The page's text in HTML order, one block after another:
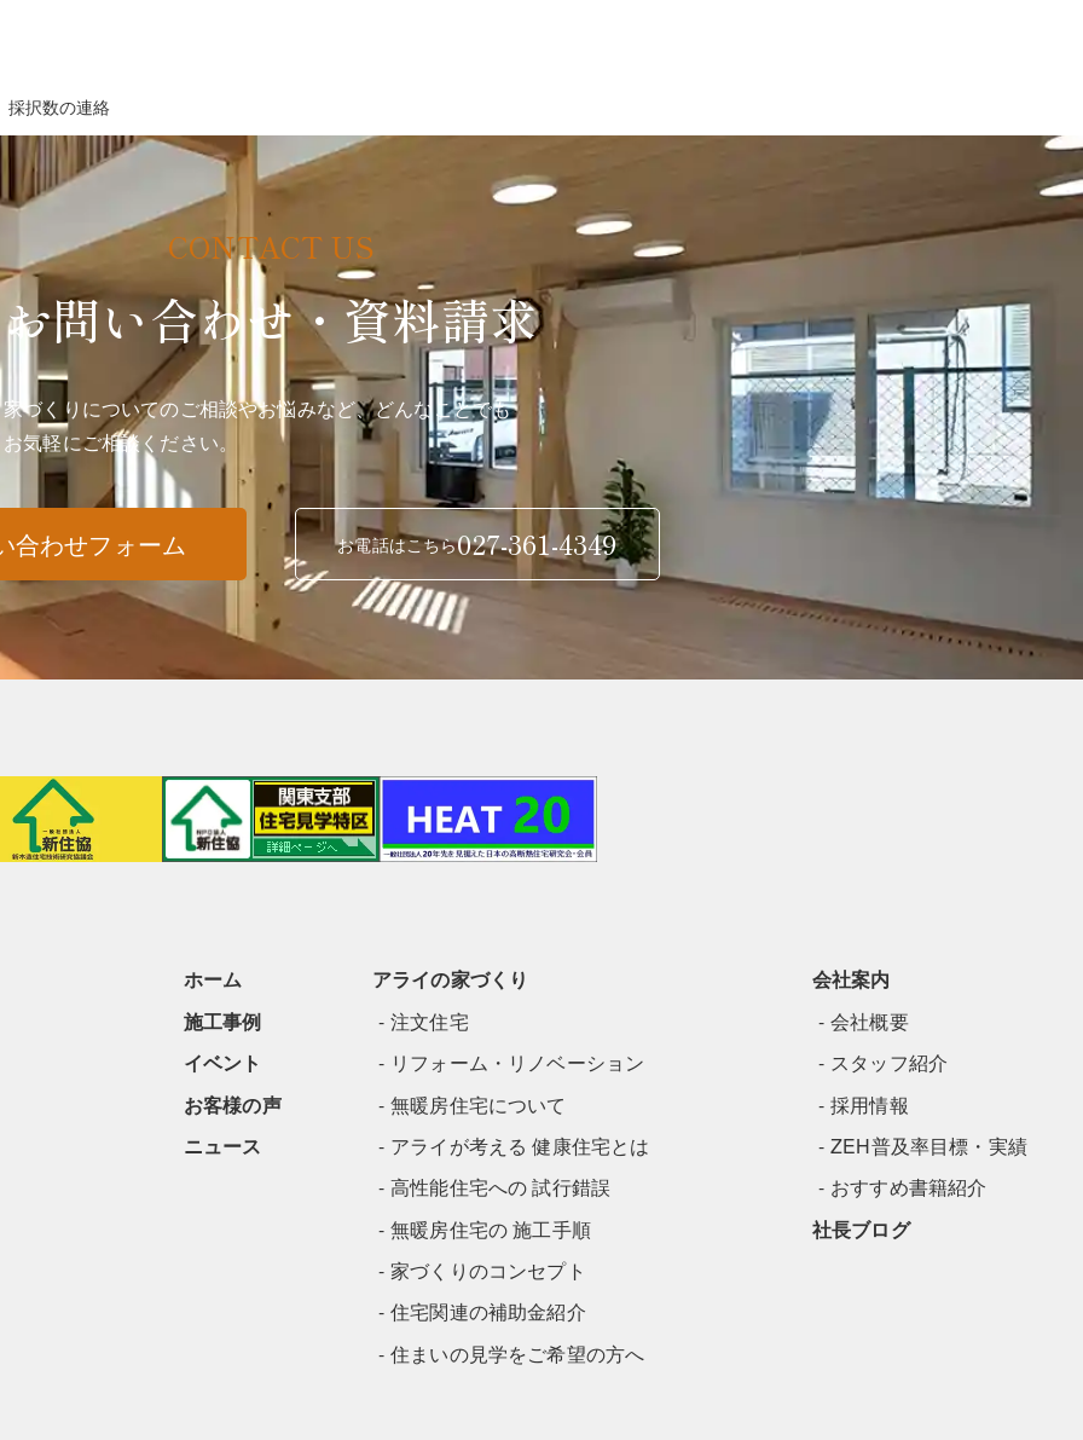
採択数の連絡
お問い合わせ・資料請求
家づくりについてのご相談やお悩みなど、どんなことでも
お気軽にご相談ください。
合わせフォーム お電話はこちら027-361-4349
ホーム
アライの家づくり
注文住宅
リフォーム・リノベーション
無暖房住宅について
アライが考える 健康住宅とは
高性能住宅への 試行錯誤
無暖房住宅の 施工手順
家づくりのコンセプト
住宅関連の補助金紹介
住まいの見学をご希望の方へ
会社案内
会社概要
スタッフ紹介
採用情報
ZEH普及率目標・実績
おすすめ書籍紹介
施工事例
イベント
お客様の声
ニュース
社長ブログ